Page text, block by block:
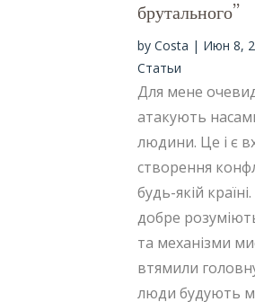
брутального”
byCosta | Июн 8,
Статьи
Для мене
атакують
людини. Це і є
створення
будь-якій
добре
та механізми
втямили
люди будують